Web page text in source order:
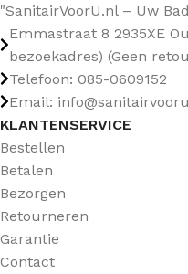
"SanitairVoorU.nl – Uw
Emmastraat 8 2935XE
bezoekadres) (Geen
Telefoon: 085-0609152
Email:
KLANTENSERVICE
Bestellen
Betalen
Bezorgen
Retourneren
Garantie
Contact